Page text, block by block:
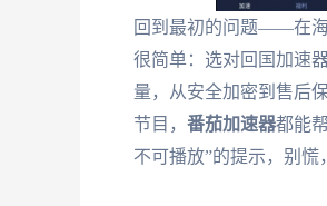
回到最初的问题——在海
很简单：选对回国加速器
量，从安全加密到售后
节目， 番茄加速器都能
不可播放”的提示，别慌